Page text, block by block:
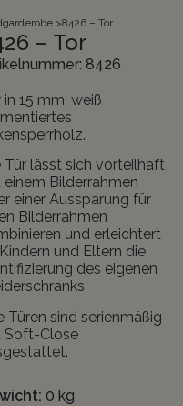
>8426 – Tor
– Tor
8426
in 15 mm. weiß
Tür lässt sich vorteilhaft
einem Bilderrahmen
einer Aussparung für
Bilderrahmen
und erleichtert
und Eltern die
des eigenen
Türen sind serienmäßig
Soft-Close
0 kg